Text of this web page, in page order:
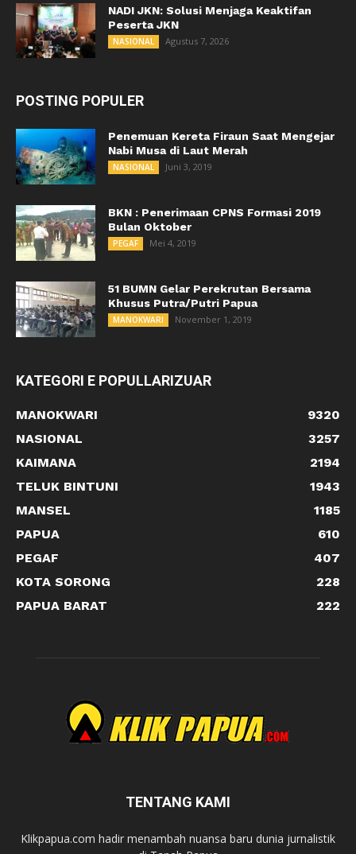
NADI JKN: Solusi Menjaga Keaktifan
Peserta JKN
NASIONAL Agustus 7, 2026
POSTING POPULER
Penemuan Kereta Firaun Saat Mengejar
Nabi Musa di Laut Merah
NASIONAL Juni 3, 2019
BKN : Penerimaan CPNS Formasi 2019
Bulan Oktober
PEGAF Mei 4, 2019
51 BUMN Gelar Perekrutan Bersama
Khusus Putra/Putri Papua
MANOKWARI November 1, 2019
KATEGORI E POPULLARIZUAR
MANOKWARI
9320
NASIONAL
3257
KAIMANA
2194
TELUK BINTUNI
1943
MANSEL
1185
PAPUA
610
PEGAF
407
KOTA SORONG
228
PAPUA BARAT
222
TENTANG KAMI
Klikpapua.com hadir menambah nuansa baru dunia jurnalistik